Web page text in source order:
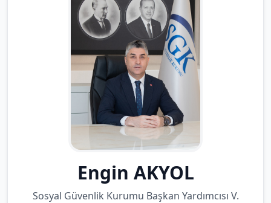
Engin AKYOL
Sosyal Güvenlik Kurumu Başkan Yardımcısı V.